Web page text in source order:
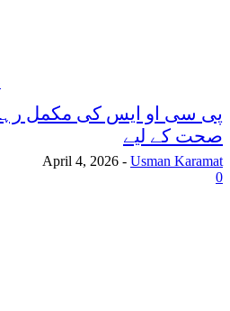
پی سی او ایس کی مکمل
صحت کے لیے
Usman Karamat
-
April 4, 2026
0